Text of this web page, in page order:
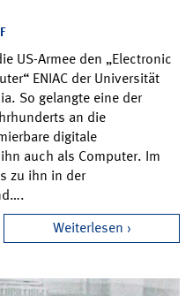
US-Armee den „Electronic
ENIAC der Universität
So gelangte eine der
an die
digitale
auch als Computer. Im
zu ihn in der
Weiterlesen